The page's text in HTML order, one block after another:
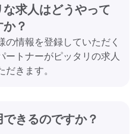
求人はどうやって
？
の情報を登録していただく
ートナーがピッタリの求人
きます。
きるのですか？